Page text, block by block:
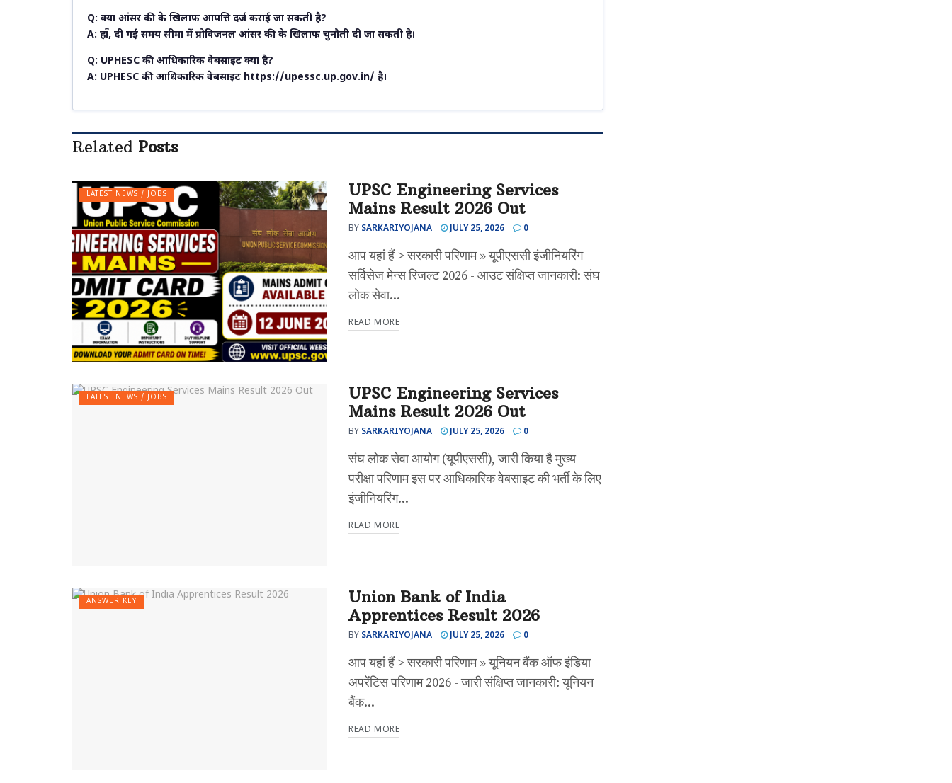
Q: क्या आंसर की के खिलाफ आपत्ति दर्ज कराई जा सकती है?
A: हाँ, दी गई समय सीमा में प्रोविजनल आंसर की के खिलाफ चुनौती दी जा सकती है।
Q: UPHESC की आधिकारिक वेबसाइट क्या है?
A: UPHESC की आधिकारिक वेबसाइट https://upessc.up.gov.in/ है।
Related Posts
LATEST NEWS / JOBS
UPSC Engineering Services
Mains Result 2026 Out
BY SARKARIYOJANA JULY 25, 2026 0
आप यहां हैं > सरकारी परिणाम » यूपीएससी इंजीनियरिंग
सर्विसेज मेन्स रिजल्ट 2026 - आउट संक्षिप्त जानकारी: संघ
लोक सेवा...
READ MORE
LATEST NEWS / JOBS
UPSC Engineering Services
Mains Result 2026 Out
BY SARKARIYOJANA JULY 25, 2026 0
संघ लोक सेवा आयोग (यूपीएससी), जारी किया है मुख्य
परीक्षा परिणाम इस पर आधिकारिक वेबसाइट की भर्ती के लिए
इंजीनियरिंग...
READ MORE
ANSWER KEY
Union Bank of India
Apprentices Result 2026
BY SARKARIYOJANA JULY 25, 2026 0
आप यहां हैं > सरकारी परिणाम » यूनियन बैंक ऑफ इंडिया
अपरेंटिस परिणाम 2026 - जारी संक्षिप्त जानकारी: यूनियन
बैंक...
READ MORE